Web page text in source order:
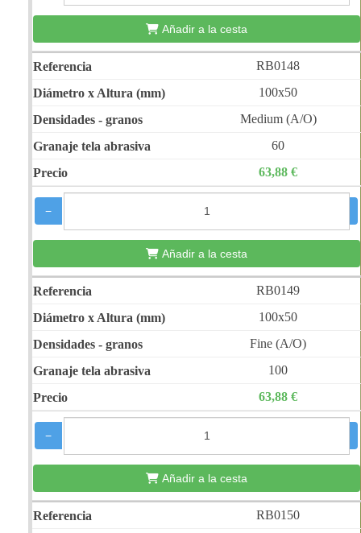
Añadir a la cesta
RB0148
100x50
Medium (A/O)
60
63,88 €
−
Añadir a la cesta
RB0149
100x50
Fine (A/O)
100
63,88 €
−
Añadir a la cesta
RB0150